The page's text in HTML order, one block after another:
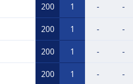
200 1 - -
200 1 - -
200 1 - -
200 1 - -